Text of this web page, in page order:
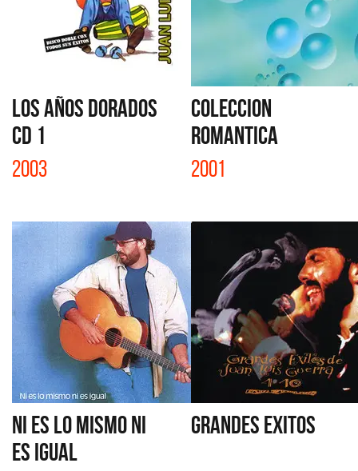
LOS AÑOS DORADOS
CD 1
2003
COLECCION
ROMANTICA
2001
NI ES LO MISMO NI
ES IGUAL
GRANDES EXITOS